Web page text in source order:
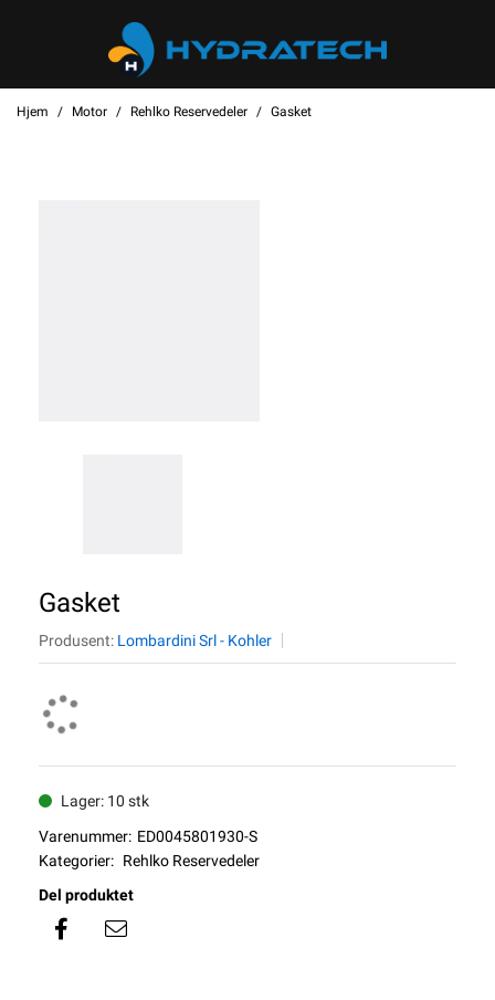
Hjem Motor Rehlko Reservedeler Gasket
Gasket
Produsent: Lombardini Srl - Kohler
Lager: 10 stk
Varenummer: ED0045801930-S
Kategorier: Rehlko Reservedeler
Del produktet